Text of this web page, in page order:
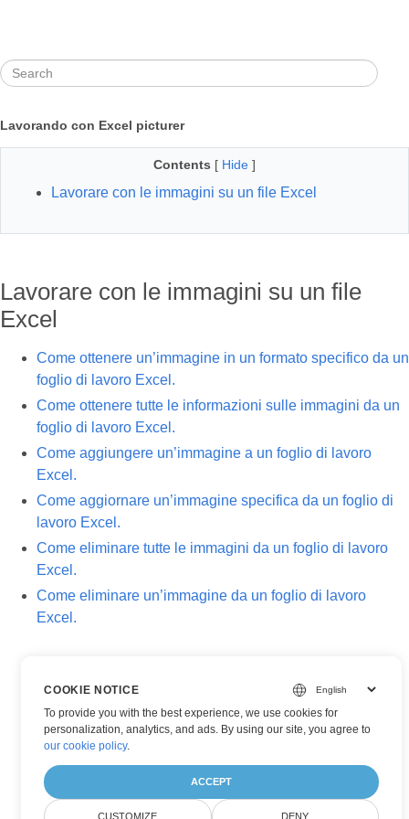
Lavorando con Excel picturer
Contents [ Hide ]
Lavorare con le immagini su un file Excel
Lavorare con le immagini su un file
Excel
Come ottenere un’immagine in un formato specifico da un
foglio di lavoro Excel.
Come ottenere tutte le informazioni sulle immagini da un
foglio di lavoro Excel.
Come aggiungere un’immagine a un foglio di lavoro
Excel.
Come aggiornare un’immagine specifica da un foglio di
lavoro Excel.
Come eliminare tutte le immagini da un foglio di lavoro
Excel.
Come eliminare un’immagine da un foglio di lavoro
Excel.
COOKIE NOTICE
To provide you with the best experience, we use cookies for
personalization, analytics, and ads. By using our site, you agree to
our cookie policy.
ACCEPT
CUSTOMIZE DENY